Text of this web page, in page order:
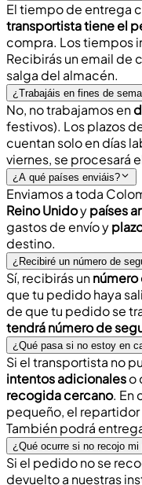
El tiempo de entrega
transportista tiene el
compra. Los tiempos
Recibirás unemail de
salga del almacén.
¿Trabajáis en fines de
No, no trabajamos en
festivos). Los plazos
cuentan solo endías
viernes, se procesará
¿A qué países enviáis?
Enviamos a toda
Reino Unidoypaíses
gastos de envíoy
destino.
¿Recibiré un número de
Sí, recibirás un
que tu pedido haya
de que tu pedido se
tendrá número de
¿Qué pasa si no estoy en
Si el transportista no
intentos adicionaleso
recogida cercano. En
pequeño, el repartidor
También podrá
¿Qué ocurre si no recojo
Si el pedido no se
devuelto a nuestras